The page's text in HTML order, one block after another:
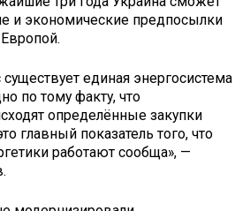
и экономические предпосылки
существует единая энергосистема
по тому факту, что
определённые закупки
главный показатель того, что
работают сообща», —